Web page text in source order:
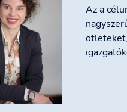
Az a